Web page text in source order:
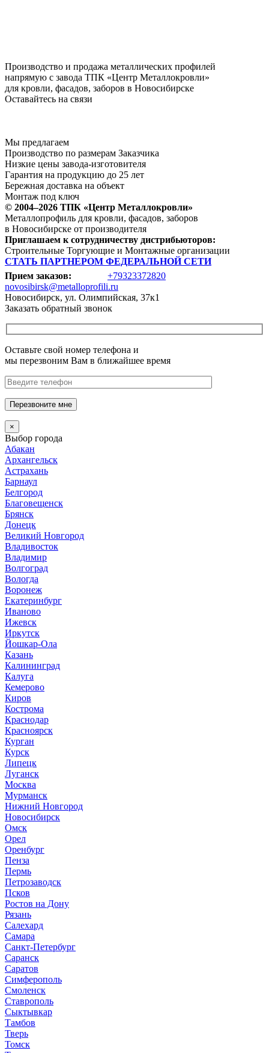
Производство и продажа металлических профилей
напрямую с завода ТПК «Центр Металлокровли»
для кровли, фасадов, заборов в Новосибирске
Оставайтесь на связи
Мы предлагаем
Производство по размерам Заказчика
Низкие цены завода-изготовителя
Гарантия на продукцию до 25 лет
Бережная доставка на объект
Монтаж под ключ
© 2004–2026 ТПК «Центр Металлокровли»
Металлопрофиль для кровли, фасадов, заборов
в Новосибирске от производителя
Приглашаем к сотрудничеству дистрибьюторов:
Строительные Торгующие и Монтажные организации
СТАТЬ ПАРТНЕРОМ ФЕДЕРАЛЬНОЙ СЕТИ
Прием заказов:
+79323372820
novosibirsk@metalloprofili.ru
Новосибирск, ул. Олимпийская, 37к1
Заказать обратный звонок
Оставьте свой номер телефона и
мы перезвоним Вам в ближайшее время
Перезвоните мне
×
Выбор города
Абакан
Архангельск
Астрахань
Барнаул
Белгород
Благовещенск
Брянск
Донецк
Великий Новгород
Владивосток
Владимир
Волгоград
Вологда
Воронеж
Екатеринбург
Иваново
Ижевск
Иркутск
Йошкар-Ола
Казань
Калининград
Калуга
Кемерово
Киров
Кострома
Краснодар
Красноярск
Курган
Курск
Липецк
Луганск
Москва
Мурманск
Нижний Новгород
Новосибирск
Омск
Орел
Оренбург
Пенза
Пермь
Петрозаводск
Псков
Ростов на Дону
Рязань
Салехард
Самара
Санкт-Петербург
Саранск
Саратов
Симферополь
Смоленск
Ставрополь
Сыктывкар
Тамбов
Тверь
Томск